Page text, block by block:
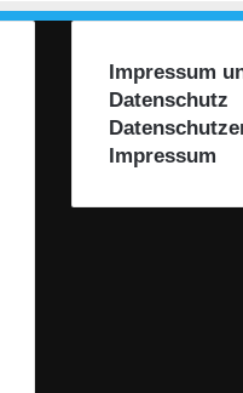
Impressum
Datenschutz
Impressum